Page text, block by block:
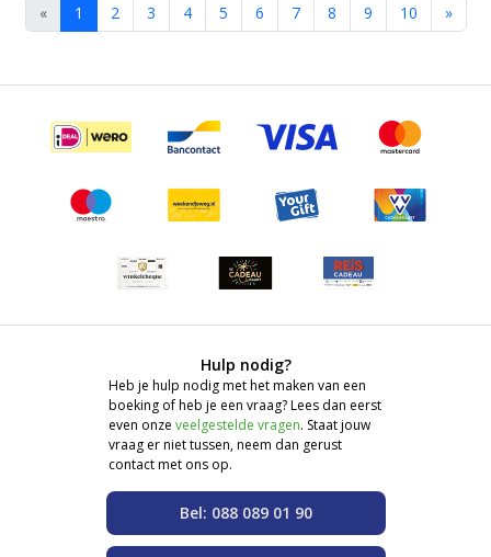
« 1 2 3 4 5 6 7 8 9 10 »
Hulp nodig?
Heb je hulp nodig met het maken van een
boeking of heb je een vraag? Lees dan eerst
even onze veelgestelde vragen. Staat jouw
vraag er niet tussen, neem dan gerust
contact met ons op.
Bel: 088 089 01 90